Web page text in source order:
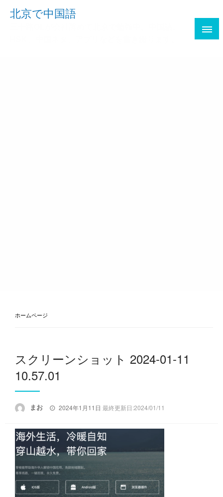
Skip北京で中国語
ホームページ
スクリーンショット 2024-01-11
10.57.01
まお
投
2024年1月11日 最終更新日:2024/01/11